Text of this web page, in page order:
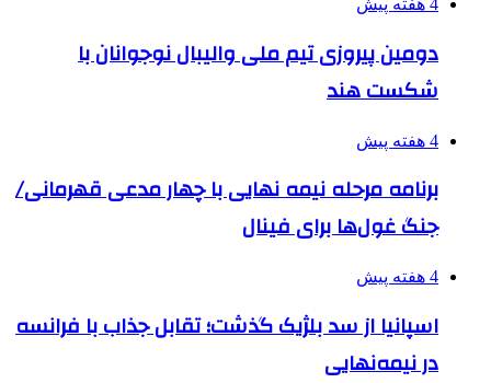
4 هفته پیش
دومین پیروزی تیم ملی والیبال نوجوانان با
شکست هند
4 هفته پیش
برنامه مرحله نیمه نهایی با چهار مدعی قهرمانی/
جنگ غول‌ها برای فینال
4 هفته پیش
اسپانیا از سد بلژیک گذشت؛ تقابل جذاب با فرانسه
در نیمه‌نهایی